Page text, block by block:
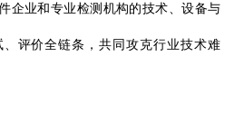
企业和专业检测机构的技术、设备与
评价全链条，共同攻克行业技术难